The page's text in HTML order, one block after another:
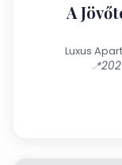
A
Luxus
📍